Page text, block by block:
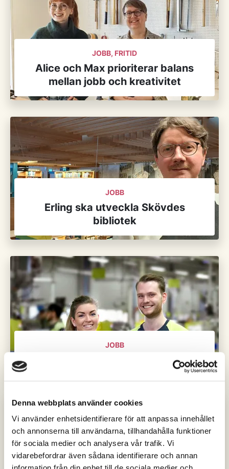
Denna webbplats använder cookies
Vi använder enhetsidentifierare för att anpassa innehållet
och annonserna till användarna, tillhandahålla funktioner
för sociala medier och analysera vår trafik. Vi
vidarebefordrar även sådana identifierare och annan
JOBB, FRITID
Alice och Max prioriterar balans
mellan jobb och kreativitet
JOBB
Erling ska utveckla Skövdes
bibliotek
JOBB
Volvo – en gigant i Skövde
JOBB